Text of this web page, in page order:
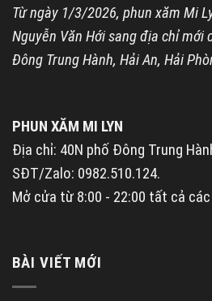
Từ ngày 1/3/2026, phun xăm Mi
Nguyễn Văn Hới sang địa chỉ mới
Đông Trung Hành, Hải An, Hải
PHUN XĂM MI LYN
Địa chỉ: 40N phố Đông Trung
SĐT/Zalo: 0982.510.124.
Mở cửa từ 8:00 - 22:00 tất cả
BÀI VIẾT MỚI